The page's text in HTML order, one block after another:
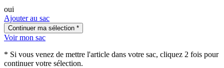
oui
Ajouter au sac
Voir mon sac
* Si vous venez de mettre l'article dans votre sac, cliquez 2 fois pour
continuer votre sélection.